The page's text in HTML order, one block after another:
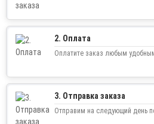
2. Оплата
Оплатите заказ любым
3. Отправка заказа
Отправим на следующий день